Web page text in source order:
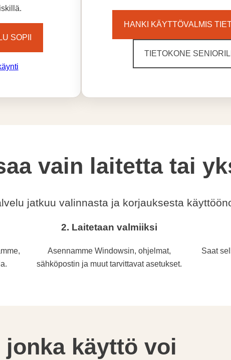
SOPII
HANKI KÄYTTÖVALMIS
TIETOKONE
vain laitetta tai
jatkuu valinnasta ja korjauksesta
2. Laitetaan valmiiksi
Asennamme Windowsin, ohjelmat,
sähköpostin ja muut tarvittavat asetukset.
Saat
jonka käyttö voi